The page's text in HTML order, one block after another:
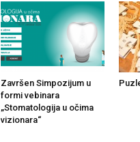
Završen Simpozijum u
formi vebinara
„Stomatologija u očima
vizionara“